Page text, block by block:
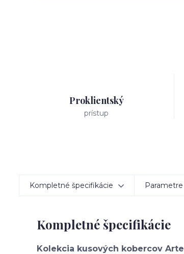
Proklientský
prístup
Kompletné špecifikácie Parametre
Kompletné špecifikácie
Kolekcia kusových kobercov Arte